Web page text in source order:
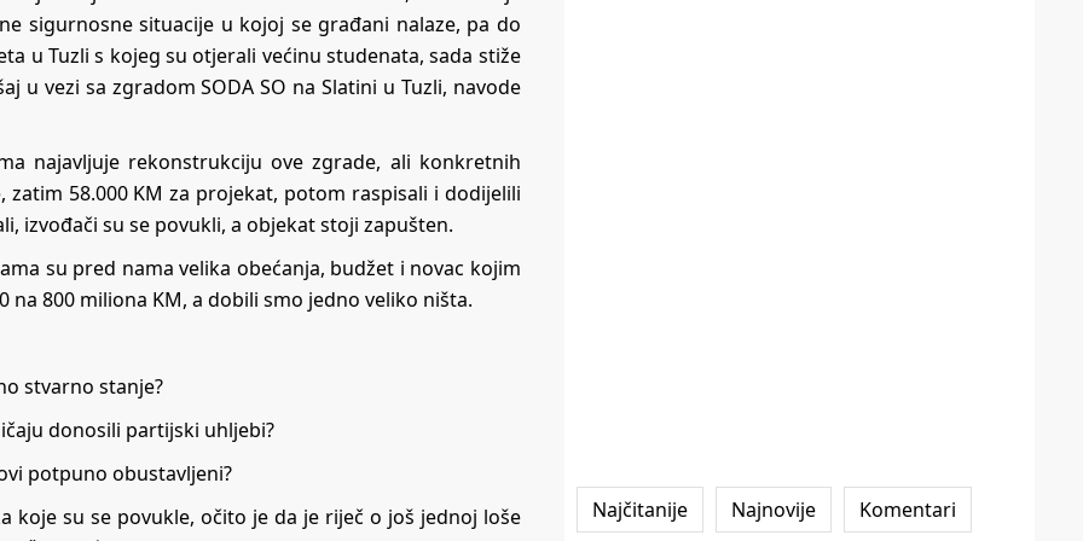
sigurnosne situacije u kojoj se građani nalaze, pa do
u Tuzli s kojeg su otjerali većinu studenata, sada stiže
u vezi sa zgradom SODA SO na Slatini u Tuzli, navode
najavljuje rekonstrukciju ove zgrade, ali konkretnih
58.000 KM za projekat, potom raspisali i dodijelili
izvođači su se povukli, a objekat stoji zapušten.
su pred nama velika obećanja, budžet i novac kojim
na 800 miliona KM, a dobili smo jedno veliko ništa.
stvarno stanje?
donosili partijski uhljebi?
potpuno obustavljeni?
su se povukle, očito je da je riječ o još jednoj loše
Najčitanije Najnovije Komentari